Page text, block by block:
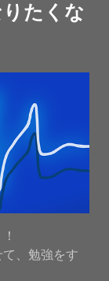
たくな
、勉強をす